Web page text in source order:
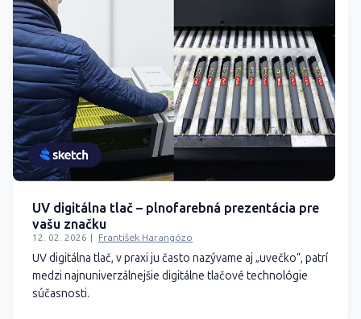
UV digitálna tlač – plnofarebná prezentácia pre
vašu značku
12. 02. 2026 František Harangózo
UV digitálna tlač, v praxi ju často nazývame aj „uvečko“, patrí
medzi najnuniverzálnejšie digitálne tlačové technológie
súčasnosti.